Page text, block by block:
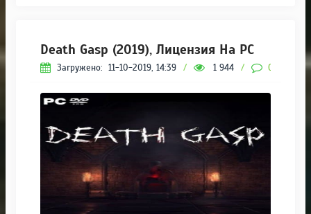
Death Gasp (2019), Лицензия На PC
Загружено: 11-10-2019, 14:39 / 1 944 / 0